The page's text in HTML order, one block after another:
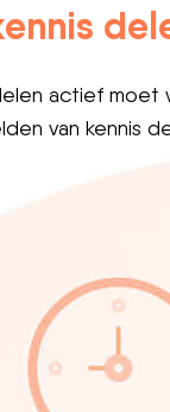
actief moet
van kennis